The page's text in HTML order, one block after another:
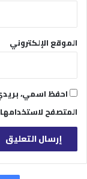
الموقع الإلكتروني
احفظ اسمي،
المتصفح